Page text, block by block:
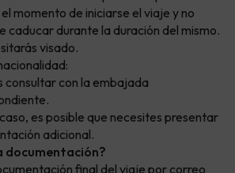
momento de iniciarse el viaje y no
caducar durante la duración del mismo.
visado.
consultar con la embajada
es posible que necesites presentar
adicional.
documentación?
final del viaje por correo